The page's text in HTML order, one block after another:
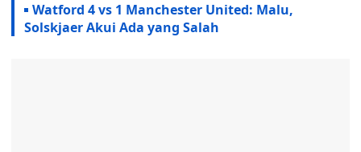
Watford 4 vs 1 Manchester United: Malu,
Solskjaer Akui Ada yang Salah